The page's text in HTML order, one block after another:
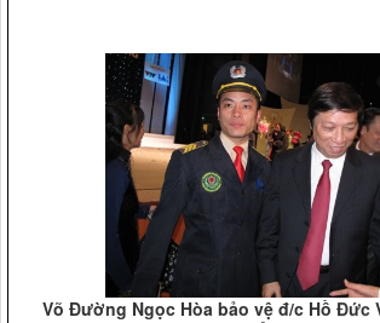
Võ Đường Ngọc Hòa bảo vệ đ/c Hồ Đức
chính trị, trưởng ban tổ chức trung